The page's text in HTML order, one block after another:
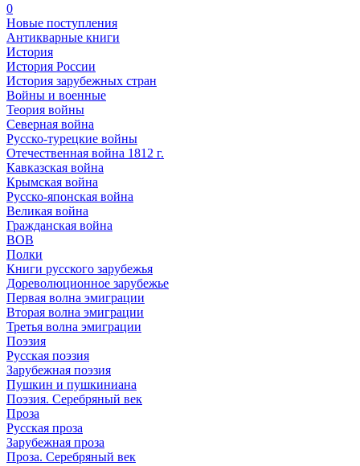
0
Новые поступления
Антикварные книги
История
История России
История зарубежных стран
Войны и военные
Теория войны
Северная война
Русско-турецкие войны
Отечественная война 1812 г.
Кавказская война
Крымская война
Русско-японская война
Великая война
Гражданская война
ВОВ
Полки
Книги русского зарубежья
Дореволюционное зарубежье
Первая волна эмиграции
Вторая волна эмиграции
Третья волна эмиграции
Поэзия
Русская поэзия
Зарубежная поэзия
Пушкин и пушкиниана
Поэзия. Серебряный век
Проза
Русская проза
Зарубежная проза
Проза. Серебряный век